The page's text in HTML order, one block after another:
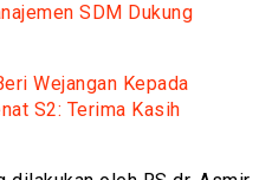
SDM Dukung
Wejangan Kepada
S2: Terima Kasih